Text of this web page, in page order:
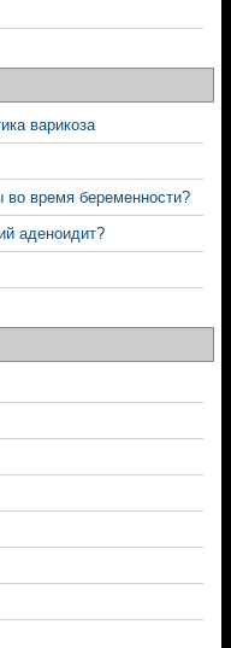
варикоза
во время беременности?
аденоидит?